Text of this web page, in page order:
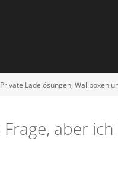
Private Ladelösungen, Wallboxen
aber